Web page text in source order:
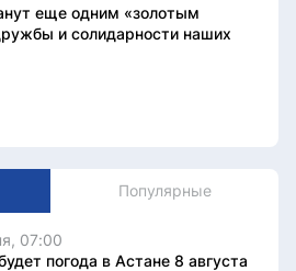
еще одним «золотым
и солидарности наших
Популярные
07:00
погода в Астане 8 августа